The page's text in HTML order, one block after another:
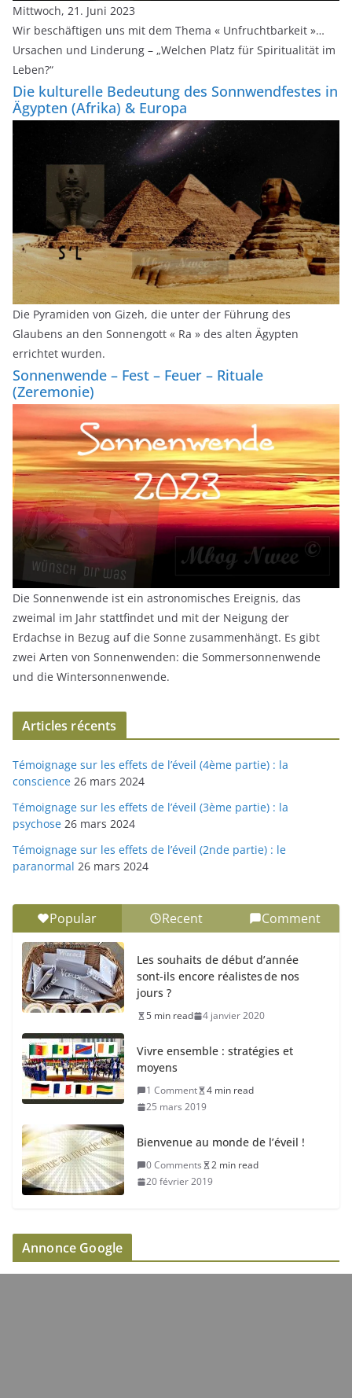
Mittwoch, 21. Juni 2023
Wir beschäftigen uns mit dem Thema « Unfruchtbarkeit »…
Ursachen und Linderung – „Welchen Platz für Spiritualität im
Leben?“
Die kulturelle Bedeutung des Sonnwendfestes in
Ägypten (Afrika) & Europa
Die Pyramiden von Gizeh, die unter der Führung des
Glaubens an den Sonnengott « Ra » des alten Ägypten
errichtet wurden.
Sonnenwende – Fest – Feuer – Rituale
(Zeremonie)
Die Sonnenwende ist ein astronomisches Ereignis, das
zweimal im Jahr stattfindet und mit der Neigung der
Erdachse in Bezug auf die Sonne zusammenhängt. Es gibt
zwei Arten von Sonnenwenden: die Sommersonnenwende
und die Wintersonnenwende.
Articles récents
Témoignage sur les effets de l’éveil (4ème partie) : la
conscience 26 mars 2024
Témoignage sur les effets de l’éveil (3ème partie) : la
psychose 26 mars 2024
Témoignage sur les effets de l’éveil (2nde partie) : le
paranormal 26 mars 2024
Popular Recent Comment
Les souhaits de début d’année
sont-ils encore réalistes de nos
jours ?
5 min read 4 janvier 2020
Vivre ensemble : stratégies et
moyens
1 Comment
4 min read
25 mars 2019
Bienvenue au monde de l’éveil !
0 Comments
2 min read
20 février 2019
Annonce Google